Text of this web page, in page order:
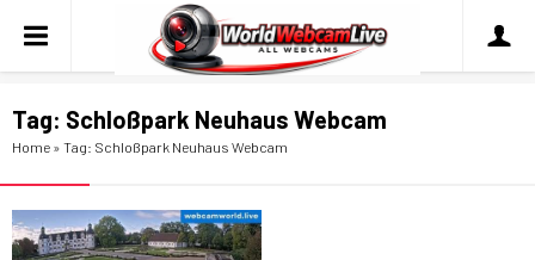
Tag: Schloßpark Neuhaus Webcam
Home » Tag: Schloßpark Neuhaus Webcam